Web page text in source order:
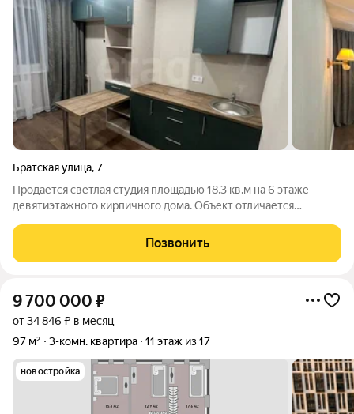
Братская улица,7
Продается светлая студия площадью 18,3 кв.м на 6 этаже
девятиэтажного кирпичного дома. Объект отличается
дизайнерскому ремонту с применением качественных
материалов. В отделке использованы влагостойкий
Позвонить
9 700 000 ₽
от 34 846 ₽ в месяц
97 м²
3-комн. квартира 11 этаж из 17
новостройка